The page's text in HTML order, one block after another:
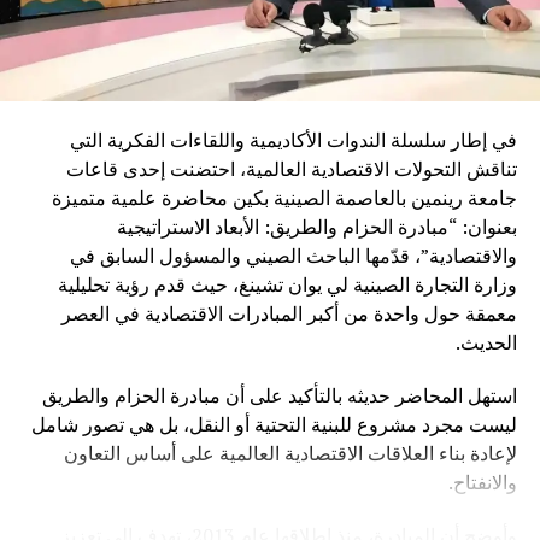
في إطار سلسلة الندوات الأكاديمية واللقاءات الفكرية التي
تناقش التحولات الاقتصادية العالمية، احتضنت إحدى قاعات
جامعة رينمين بالعاصمة الصينية بكين محاضرة علمية متميزة
بعنوان: “مبادرة الحزام والطريق: الأبعاد الاستراتيجية
والاقتصادية”، قدّمها الباحث الصيني والمسؤول السابق في
وزارة التجارة الصينية لي يوان تشينغ، حيث قدم رؤية تحليلية
معمقة حول واحدة من أكبر المبادرات الاقتصادية في العصر
الحديث.
استهل المحاضر حديثه بالتأكيد على أن مبادرة الحزام والطريق
ليست مجرد مشروع للبنية التحتية أو النقل، بل هي تصور شامل
لإعادة بناء العلاقات الاقتصادية العالمية على أساس التعاون
والانفتاح.